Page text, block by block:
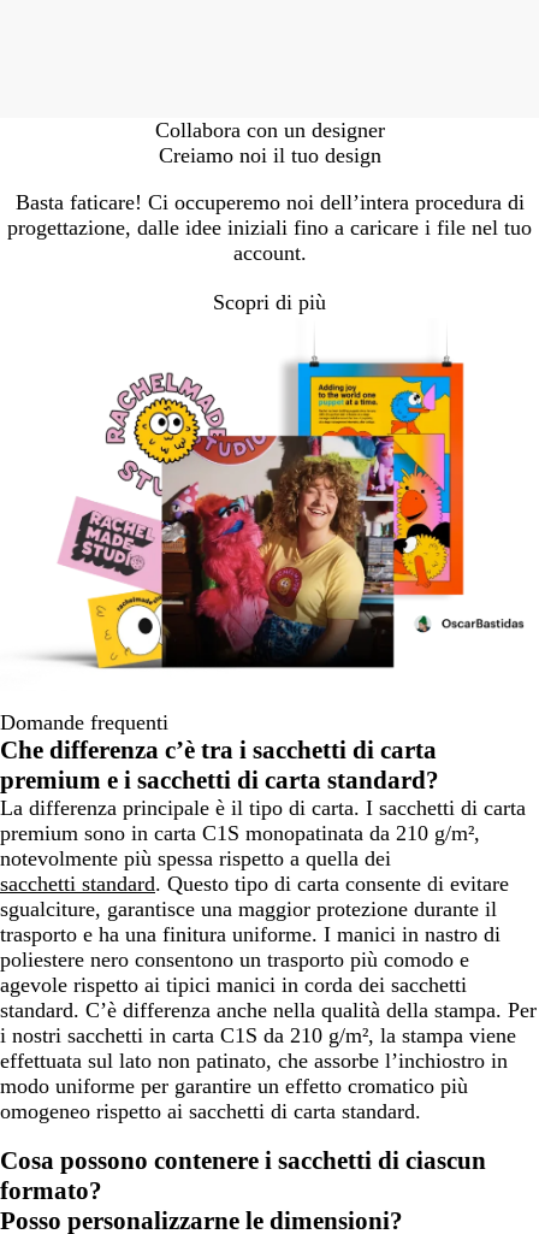
Collabora con un designer
Creiamo noi il tuo design
Basta faticare! Ci occuperemo noi dell’intera procedura di
progettazione, dalle idee iniziali fino a caricare i file nel tuo
account.
Scopri di più
Domande frequenti
Che differenza c’è tra i sacchetti di carta
premium e i sacchetti di carta standard?
La differenza principale è il tipo di carta. I sacchetti di carta
premium sono in carta C1S monopatinata da 210 g/m²,
notevolmente più spessa rispetto a quella dei
sacchetti standard. Questo tipo di carta consente di evitare
sgualciture, garantisce una maggior protezione durante il
trasporto e ha una finitura uniforme. I manici in nastro di
poliestere nero consentono un trasporto più comodo e
agevole rispetto ai tipici manici in corda dei sacchetti
standard. C’è differenza anche nella qualità della stampa. Per
i nostri sacchetti in carta C1S da 210 g/m², la stampa viene
effettuata sul lato non patinato, che assorbe l’inchiostro in
modo uniforme per garantire un effetto cromatico più
omogeneo rispetto ai sacchetti di carta standard.
Cosa possono contenere i sacchetti di ciascun
formato?
Posso personalizzarne le dimensioni?